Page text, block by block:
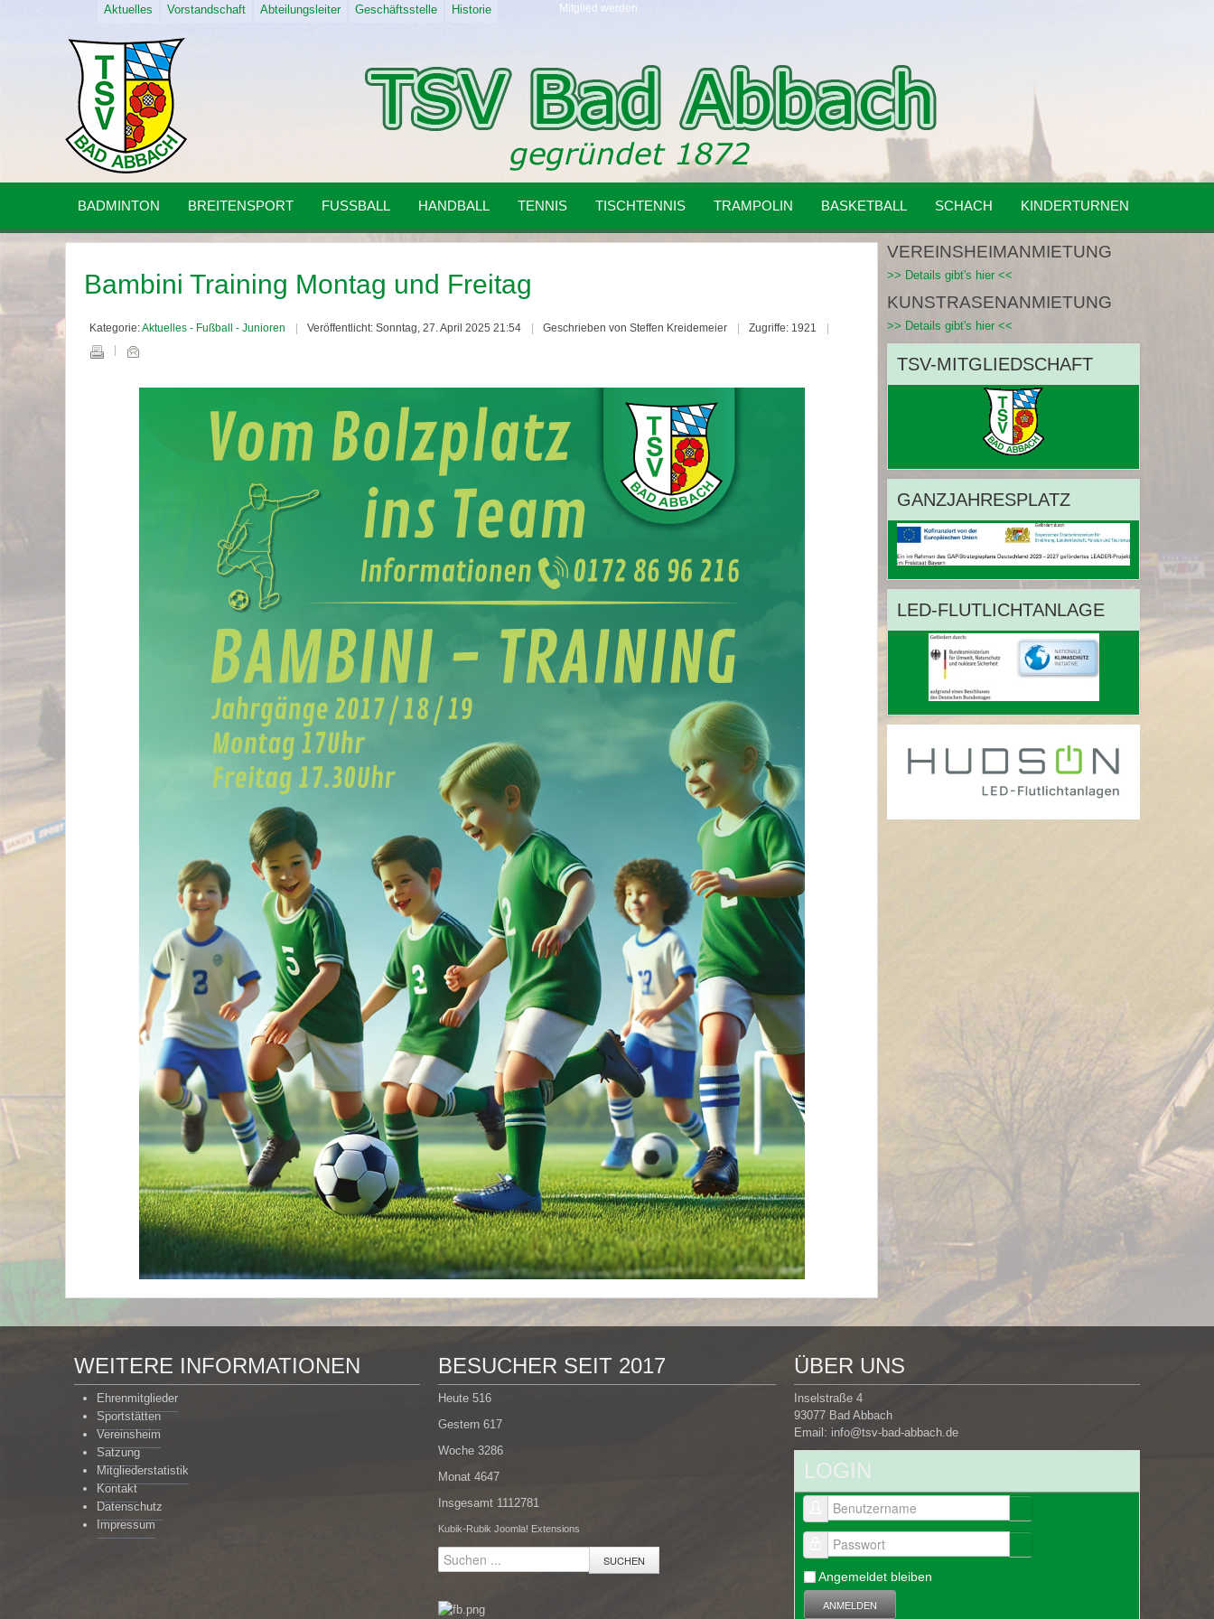
Mitglied werden
Aktuelles Vorstandschaft Abteilungsleiter Geschäftsstelle Historie
BADMINTON BREITENSPORT FUSSBALL HANDBALL TENNIS TISCHTENNIS TRAMPOLIN BASKETBALL SCHACH KINDERTURNEN
Bambini Training Montag und Freitag
Kategorie:Aktuelles - Fußball - Junioren Veröffentlicht: Sonntag, 27. April 2025 21:54 Geschrieben von Steffen Kreidemeier Zugriffe: 1921
VEREINSHEIMANMIETUNG
>> Details gibt's hier <<
KUNSTRASENANMIETUNG
>> Details gibt's hier <<
TSV-MITGLIEDSCHAFT
GANZJAHRESPLATZ
LED-FLUTLICHTANLAGE
WEITERE INFORMATIONEN
Ehrenmitglieder
Sportstätten
Vereinsheim
Satzung
Mitgliederstatistik
Kontakt
Datenschutz
Impressum
BESUCHER SEIT 2017
Heute516
Gestern617
Woche3286
Monat4647
Insgesamt 1112781
Kubik-Rubik Joomla! Extensions
SUCHEN
ÜBER UNS
Inselstraße 4
93077 Bad Abbach
Email: info@tsv-bad-abbach.de
LOGIN
Benutzername
Passwort
Angemeldet bleiben
ANMELDEN